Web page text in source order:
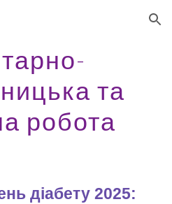
Skip to navigation
та
робота
діабету 2025: